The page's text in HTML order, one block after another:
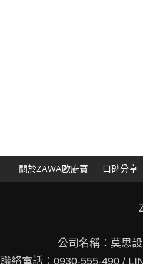
關於ZAWA歐廚寶 口碑分享
公司名稱：莫思
聯絡電話：0930-555-490 /